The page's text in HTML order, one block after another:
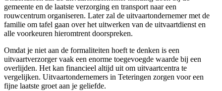
gemeente en de laatste verzorging en transport naar een
rouwcentrum organiseren. Later zal de uitvaartondernemer met de
familie om tafel gaan over het uitwerken van de uitvaartdienst en
alle voorkeuren hieromtrent doorspreken.
Omdat je niet aan de formaliteiten hoeft te denken is een
uitvaartverzorger vaak een enorme toegevoegde waarde bij een
overlijden. Het kan financieel altijd uit om uitvaartcentra te
vergelijken. Uitvaartondernemers in Teteringen zorgen voor een
fijne laatste groet aan je geliefde.